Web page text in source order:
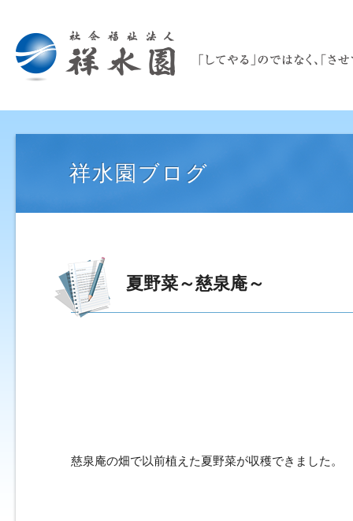
祥水園ブログ
夏野菜～慈泉庵～
慈泉庵の畑で以前植えた夏野菜が収穫できました。